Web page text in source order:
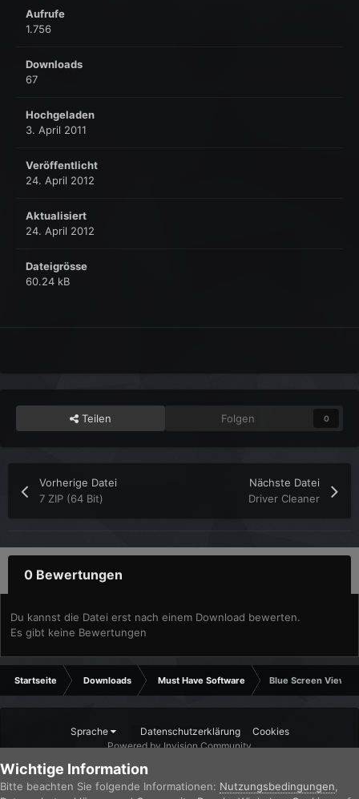
Aufrufe
1.756
Downloads
67
Hochgeladen
3. April 2011
Veröffentlicht
24. April 2012
Aktualisiert
24. April 2012
Dateigrösse
60.24 kB
Teilen Folgen 0
Vorherige Datei
7 ZIP (64 Bit)
Nächste Datei
Driver Cleaner
0 Bewertungen
Du kannst die Datei erst nach einem Download bewerten.
Es gibt keine Bewertungen
Startseite Downloads Must Have Software Blue Screen View
Sprache Datenschutzerklärung
Cookies
Powered by Invision Community
Wichtige Information
Bitte beachten Sie folgende Informationen: Nutzungsbedingungen